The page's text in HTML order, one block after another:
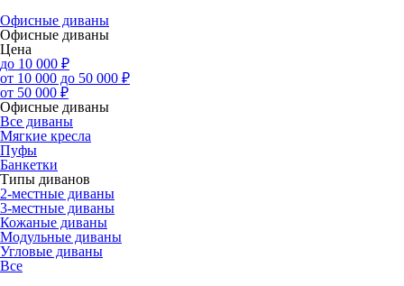
Офисные диваны
Офисные диваны
Цена
до 10 000 ₽
от 10 000 до 50 000 ₽
от 50 000 ₽
Офисные диваны
Все диваны
Мягкие кресла
Пуфы
Банкетки
Типы диванов
2-местные диваны
3-местные диваны
Кожаные диваны
Модульные диваны
Угловые диваны
Все